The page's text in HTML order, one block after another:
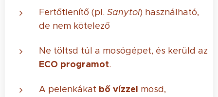
Fertőtlenítő (pl. Sanytol) használható,
de nem kötelező
Ne töltsd túl a mosógépet, és kerüld az
ECO programot.
A pelenkákat bő vízzel mosd,